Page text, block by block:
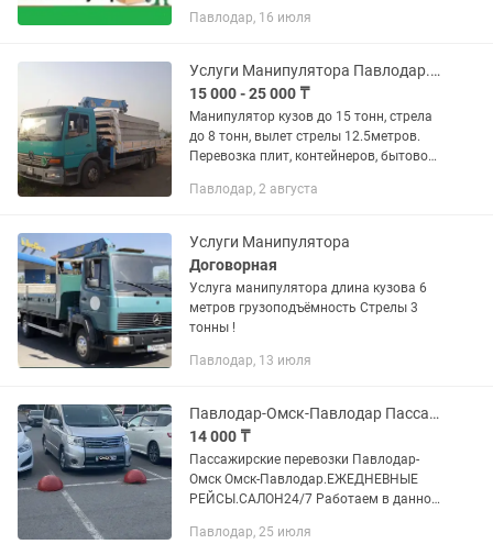
Квартирные офисные и выезды 4000
Павлодарской...
Павлодар, 16 июля
Услуги Манипулятора Павлодар. Манипулятор Павлодар.
15 000 - 25 000 ₸
Манипулятор кузов до 15 тонн, стрела
до 8 тонн, вылет стрелы 12.5метров.
Перевозка плит, контейнеров, бытовок,
Постоянным клиентам скидки.
Павлодар, 2 августа
Услуги Манипулятора
Договорная
Услуга манипулятора длина кузова 6
метров грузоподъёмность Стрелы 3
тонны !
Павлодар, 13 июля
Павлодар-Омск-Павлодар Пассажирские Перевозки
14 000 ₸
Пассажирские перевозки Павлодар-
Омск Омск-Павлодар.ЕЖЕДНЕВНЫЕ
РЕЙСЫ.САЛОН24/7 Работаем в данной
Комфортные минивэны 5-6 мест , есть
Павлодар, 25 июля